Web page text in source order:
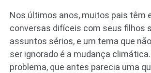
Nos últimos anos, muitos pais têm
conversas difíceis com seus filhos
assuntos sérios, e um tema que
ser ignorado é a mudança
problema, que antes parecia uma